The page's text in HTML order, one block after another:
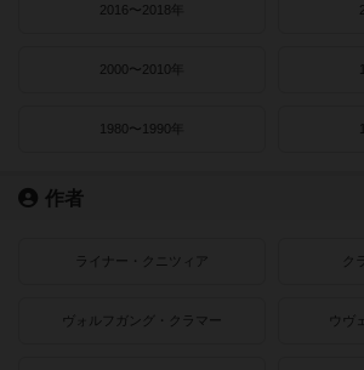
2016〜2018年
2000〜2010年
1980〜1990年
作者
ライナー・クニツィア ク
ヴォルフガング・クラマー ウヴ